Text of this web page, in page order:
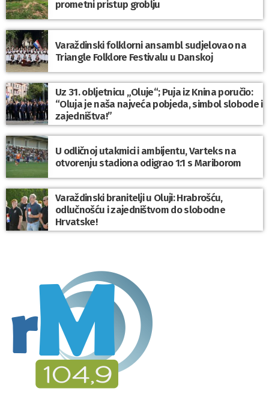
prometni pristup groblju
Varaždinski folklorni ansambl sudjelovao na
Triangle Folklore Festivalu u Danskoj
Uz 31. obljetnicu „Oluje“; Puja iz Knina poručio:
“Oluja je naša najveća pobjeda, simbol slobode i
zajedništva!”
U odličnoj utakmici i ambijentu, Varteks na
otvorenju stadiona odigrao 1:1 s Mariborom
Varaždinski branitelji u Oluji: Hrabrošću,
odlučnošću i zajedništvom do slobodne
Hrvatske!